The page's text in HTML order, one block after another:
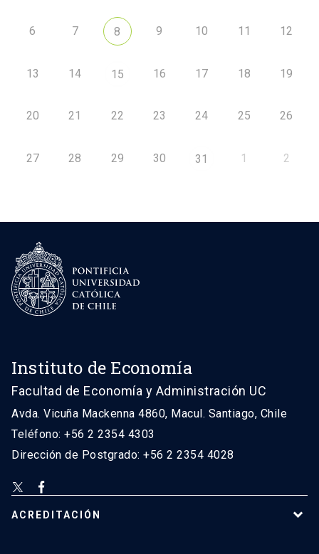
6 7 8 9 10 11 12
13 14 15 16 17 18 19
20 21 22 23 24 25 26
27 28 29 30 31 1 2
Instituto de Economía
Facultad de Economía y Administración UC
Avda. Vicuña Mackenna 4860, Macul. Santiago, Chile
Teléfono: +56 2 2354 4303
Dirección de Postgrado: +56 2 2354 4028
ACREDITACIÓN